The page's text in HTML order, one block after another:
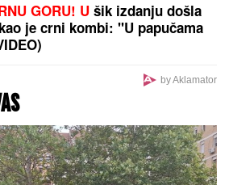
GORU! U šik izdanju došla
je crni kombi: "U papučama
by Aklamator